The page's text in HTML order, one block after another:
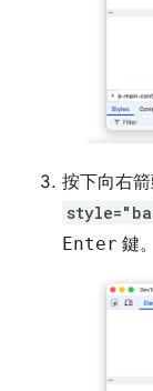
按下向右
Enter 鍵